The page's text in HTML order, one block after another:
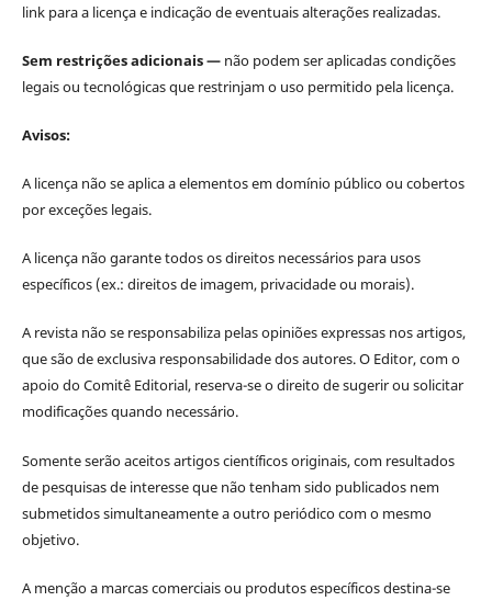
link para a licença e indicação de eventuais alterações realizadas.
Sem restrições adicionais — não podem ser aplicadas condições
legais ou tecnológicas que restrinjam o uso permitido pela licença.
Avisos:
A licença não se aplica a elementos em domínio público ou cobertos
por exceções legais.
A licença não garante todos os direitos necessários para usos
específicos (ex.: direitos de imagem, privacidade ou morais).
A revista não se responsabiliza pelas opiniões expressas nos artigos,
que são de exclusiva responsabilidade dos autores. O Editor, com o
apoio do Comitê Editorial, reserva-se o direito de sugerir ou solicitar
modificações quando necessário.
Somente serão aceitos artigos científicos originais, com resultados
de pesquisas de interesse que não tenham sido publicados nem
submetidos simultaneamente a outro periódico com o mesmo
objetivo.
A menção a marcas comerciais ou produtos específicos destina-se